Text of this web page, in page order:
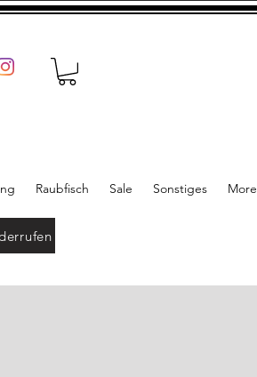
Raubfisch Sale Sonstiges More